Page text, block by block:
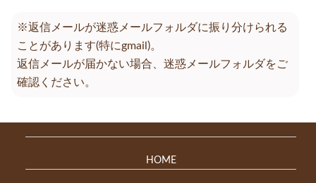
※返信メールが迷惑メールフォルダに振り分けられる
ことがあります(特にgmail)。
返信メールが届かない場合、迷惑メールフォルダをご
確認ください。
HOME